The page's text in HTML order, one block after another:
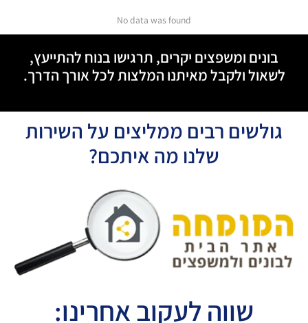
No data was found
בונים ומשפצים יקרים, תרגישו בנוח להתייעץ,
לשאול ולקבל מאיתנו המלצות לכל אורך הדרך.
גולשים רבים ממליצים על השירות
שלנו מה איתכם?
שווה לעקוב אחרינו: